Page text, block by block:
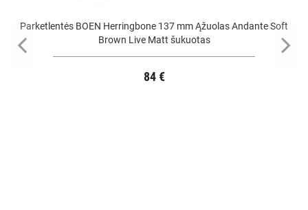
Parketlentės BOEN Herringbone 137 mm Ąžuolas Andante Soft
Brown Live Matt šukuotas
84 €